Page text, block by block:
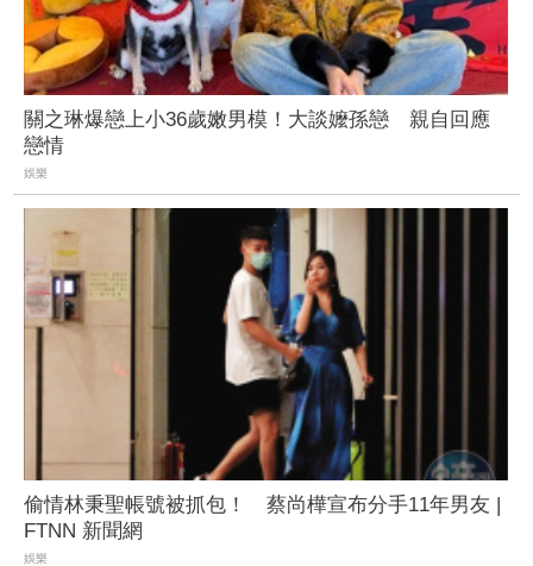
關之琳爆戀上小36歲嫩男模！大談嬤孫戀 親自回應
戀情
娛樂
偷情林秉聖帳號被抓包！ 蔡尚樺宣布分手11年男友 |
FTNN 新聞網
娛樂